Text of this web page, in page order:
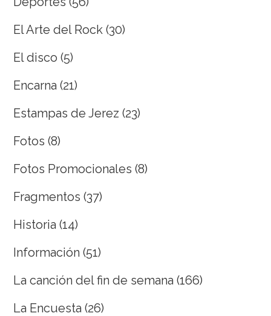
El Arte del Rock (30)
El disco (5)
Encarna (21)
Estampas de Jerez (23)
Fotos (8)
Fotos Promocionales (8)
Fragmentos (37)
Historia (14)
Información (51)
La canción del fin de semana (166)
La Encuesta (26)